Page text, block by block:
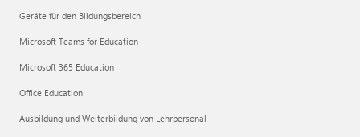
Geräte für den Bildungsbereich
Microsoft Teams for Education
Microsoft 365 Education
Office Education
Ausbildung und Weiterbildung von Lehrpersonal